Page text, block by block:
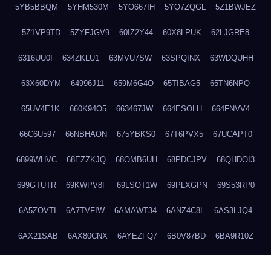
5YB5BBQM 5YHM530M 5YO667IH 5YO7ZQGL 5Z1BWJEZ
5Z1VP9TD 5ZYFJGV9 60IZ2Y44 60X8LPUK 62LJGRE8
6316UU0I 634ZKLU1 63MVU7SW 63SPQINX 63WDQUHH
63X60DYM 64996J11 659M6G4O 65TIBAG5 65TN6NPQ
65UV4E1K 660K94O5 663467JW 664ESOLH 664FNVV4
66C6U597 66NBHAON 675YBKS0 67T6PVX5 67UCAPT0
6899WHVC 68EZZKJQ 68OMB6UH 68PDCJPV 68QHDOI3
699GTUTR 69KWPV8F 69LSOT1W 69PLXGPN 69S53RP0
6A5ZOVTI 6A7TVFIW 6AMAWT34 6ANZ4C8L 6AS3LJQ4
6AX21SAB 6AX80CNX 6AYEZFQ7 6B0V87BD 6BA9R10Z